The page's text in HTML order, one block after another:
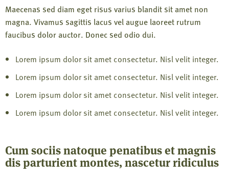
Maecenas sed diam eget risus varius blandit sit amet non
magna. Vivamus sagittis lacus vel augue laoreet rutrum
faucibus dolor auctor. Donec sed odio dui.
Lorem ipsum dolor sit amet consectetur. Nisl velit integer.
Lorem ipsum dolor sit amet consectetur. Nisl velit integer.
Lorem ipsum dolor sit amet consectetur. Nisl velit integer.
Lorem ipsum dolor sit amet consectetur. Nisl velit integer.
Cum sociis natoque penatibus et magnis
dis parturient montes, nascetur ridiculus